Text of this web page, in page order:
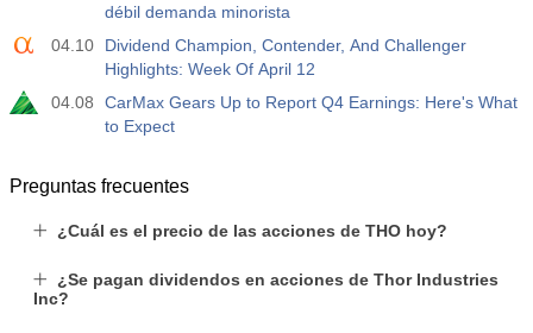
débil demanda minorista
04.10
Dividend Champion, Contender, And Challenger
Highlights: Week Of April 12
04.08
CarMax Gears Up to Report Q4 Earnings: Here's What
to Expect
Preguntas frecuentes
¿Cuál es el precio de las acciones de THO hoy?
¿Se pagan dividendos en acciones de Thor Industries
Inc?